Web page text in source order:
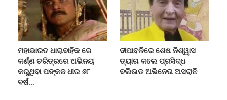
ମହାଭାରତ ଧାରାବାହିକ ରେ
କର୍ଣ୍ଣ ଚରିତ୍ରରେ ଅଭିନୟ
କରୁଥିବା ପଙ୍କଜ ଧୀର ୬୮
ବର୍ଷ…
ଦୀପାବଳିରେ ଶେଷ ନିଶ୍ୱାସ
ତ୍ୟାଗ କଲେ ପ୍ରସିଦ୍ଧ
ବଲିଉଡ ଅଭିନେତା ଅସରାନି